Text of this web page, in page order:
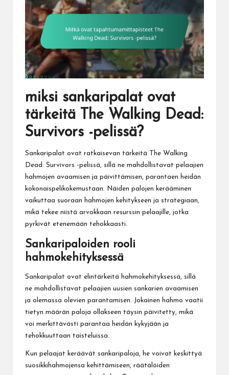
miksi sankaripalat ovat
tärkeitä The Walking Dead:
Survivors -pelissä?
Sankaripalat ovat ratkaisevan tärkeitä The Walking
Dead: Survivors -pelissä, sillä ne mahdollistavat pelaajien
hahmojen avaamisen ja päivittämisen, parantaen heidän
kokonaispelikokemustaan. Näiden palojen kerääminen
vaikuttaa suoraan hahmojen kehitykseen ja strategiaan,
mikä tekee niistä arvokkaan resurssin pelaajille, jotka
pyrkivät etenemään tehokkaasti.
Sankaripaloiden rooli
hahmokehityksessä
Sankaripalat ovat elintärkeitä hahmokehityksessä, sillä
ne mahdollistavat pelaajien uusien sankarien avaamisen
ja olemassa olevien parantamisen. Jokainen hahmo vaatii
tietyn määrän paloja ollakseen täysin päivitetty, mikä
voi merkittävästi parantaa heidän kykyjään ja
tehokkuuttaan taisteluissa.
Kun pelaajat keräävät sankaripaloja, he voivat keskittyä
suosikkihahmojensa kehittämiseen, räätälöiden